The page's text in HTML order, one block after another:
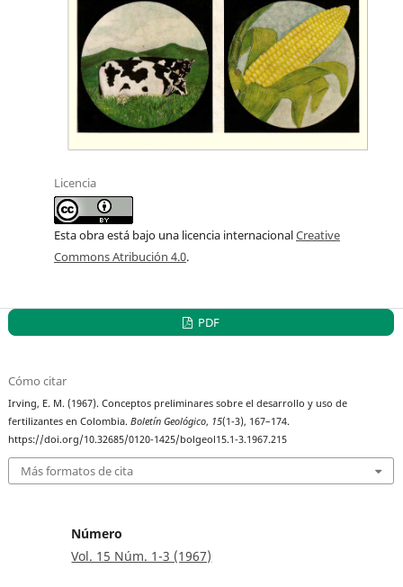
Licencia
Esta obra está bajo una licencia internacionalCreative
Commons Atribución 4.0.
PDF
Cómo citar
Irving, E. M. (1967). Conceptos preliminares sobre el desarrollo y uso de
fertilizantes en Colombia.Boletín Geológico, 15(1-3), 167–174.
https://doi.org/10.32685/0120-1425/bolgeol15.1-3.1967.215
Más formatos de cita
Número
Vol. 15 Núm. 1-3 (1967)